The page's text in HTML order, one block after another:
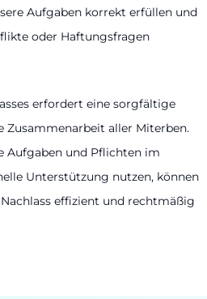
Aufgaben korrekt erfüllen und
oder Haftungsfragen
erfordert eine sorgfältige
Zusammenarbeit aller Miterben.
Aufgaben und Pflichten im
Unterstützung nutzen, können
effizient und rechtmäßig